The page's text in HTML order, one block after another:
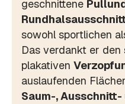
geschnittene
sowohl sportlichen
Das verdankt er den
plakativen
auslaufenden
Saum-,